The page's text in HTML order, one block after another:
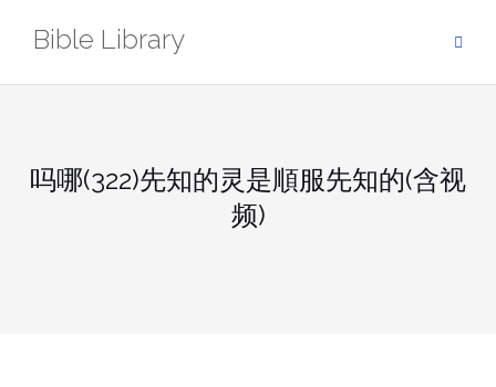
Bible Library
吗哪(322)先知的灵是順服先知的(含视
频)